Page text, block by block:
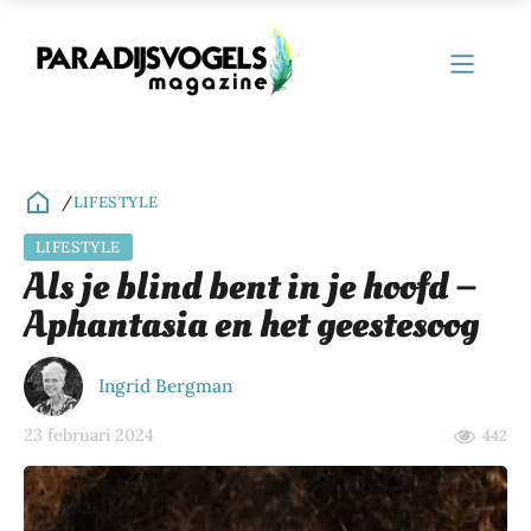
/LIFESTYLE
LIFESTYLE
Als je blind bent in je hoofd –
Aphantasia en het geestesoog
Ingrid Bergman
23 februari 2024 442